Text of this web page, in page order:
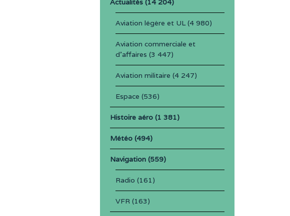
Aviation légère et UL(4 980)
Aviation commerciale et
d'affaires (3 447)
Aviation militaire (4 247)
Espace (536)
Histoire aéro(1 381)
Météo(494)
Navigation(559)
Radio (161)
VFR (163)